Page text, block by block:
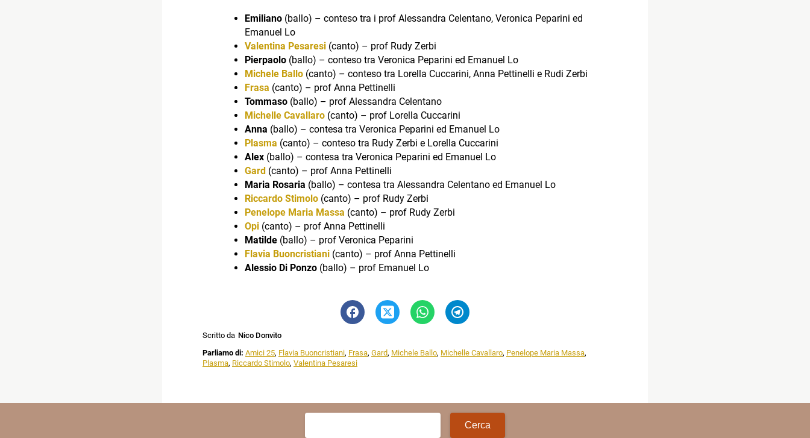
Emiliano(ballo) – conteso tra i prof Alessandra Celentano, Veronica Peparini ed
Emanuel Lo
Valentina Pesaresi(canto) – prof Rudy Zerbi
Pierpaolo(ballo) – conteso tra Veronica Peparini ed Emanuel Lo
Michele Ballo(canto) – conteso tra Lorella Cuccarini, Anna Pettinelli e Rudi Zerbi
Frasa (canto) – prof Anna Pettinelli
Tommaso(ballo) – prof Alessandra Celentano
Michelle Cavallaro(canto) – prof Lorella Cuccarini
Anna (ballo) – contesa tra Veronica Peparini ed Emanuel Lo
Plasma (canto) – conteso tra Rudy Zerbi e Lorella Cuccarini
Alex(ballo) – contesa tra Veronica Peparini ed Emanuel Lo
Gard(canto) – prof Anna Pettinelli
Maria Rosaria (ballo) – contesa tra Alessandra Celentano ed Emanuel Lo
Riccardo Stimolo(canto) – prof Rudy Zerbi
Penelope Maria Massa (canto) – prof Rudy Zerbi
Opi(canto) – prof Anna Pettinelli
Matilde(ballo) – prof Veronica Peparini
Flavia Buoncristiani(canto) – prof Anna Pettinelli
Alessio Di Ponzo(ballo) – prof Emanuel Lo
Scritto da Nico Donvito
Parliamo di: Amici 25, Flavia Buoncristiani, Frasa, Gard, Michele Ballo, Michelle Cavallaro, Penelope Maria Massa,
Plasma, Riccardo Stimolo, Valentina Pesaresi
Ricerca